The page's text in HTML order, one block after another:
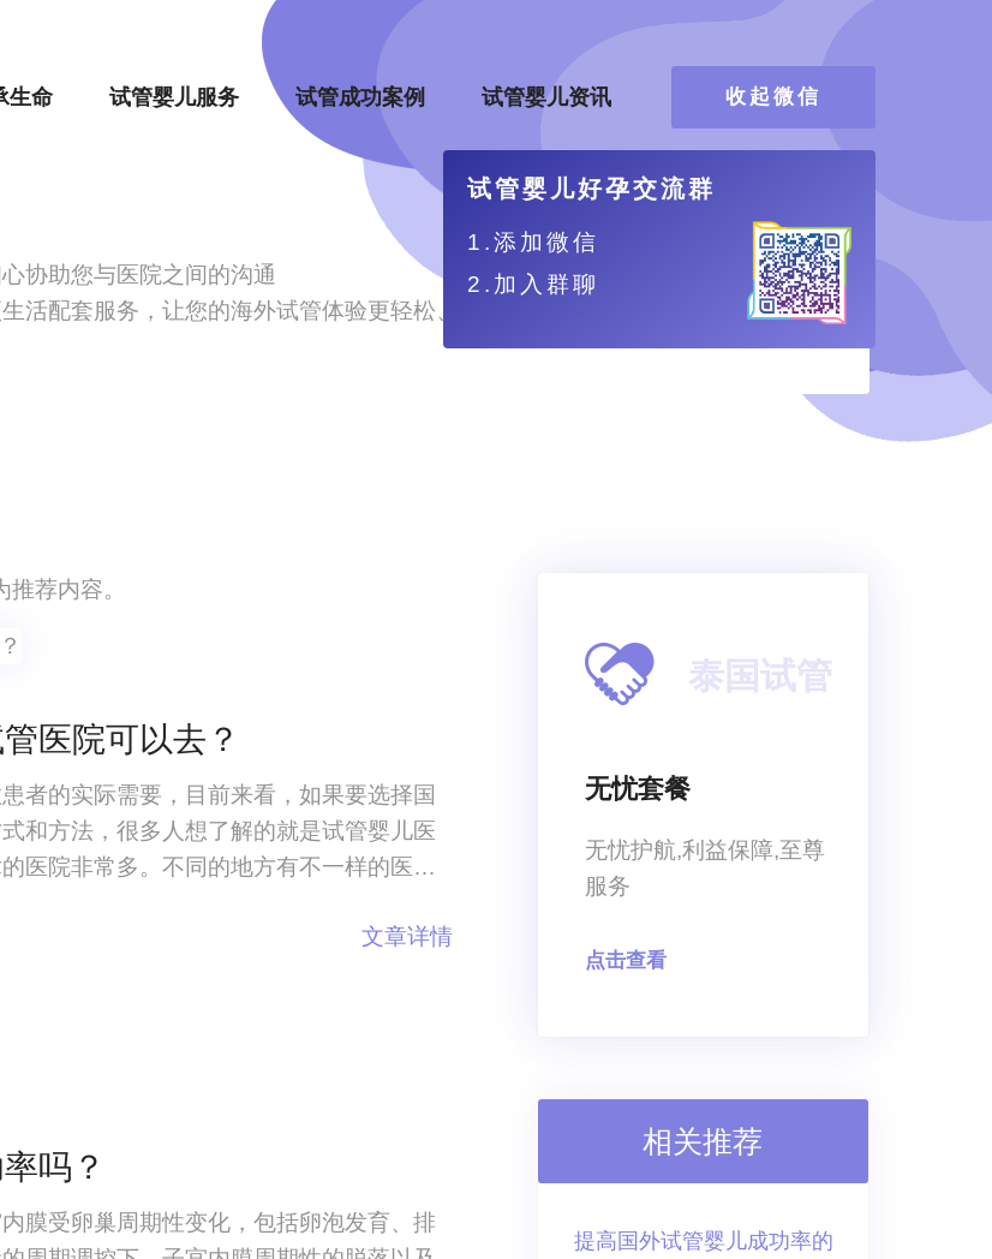
生命 试管婴儿服务 试管成功案例 试管婴儿资讯 收起微信
试管婴儿好孕交流群
1.添加微信
2.加入群聊
协助您与医院之间的沟通
活配套服务，让您的海外试管体验更轻松、更舒适。
荐内容。
医院可以去？
者的实际需要，目前来看，如果要选择国
和方法，很多人想了解的就是试管婴儿医
医院非常多。不同的地方有不一样的医
去？试管婴儿医院在发展的过程
文章详情
吗？
膜受卵巢周期性变化，包括卵泡发育、排
泰国试管
无忧套餐
无忧护航,利益保障,至尊
服务
点击查看
相关推荐
提高国外试管婴儿成功率的